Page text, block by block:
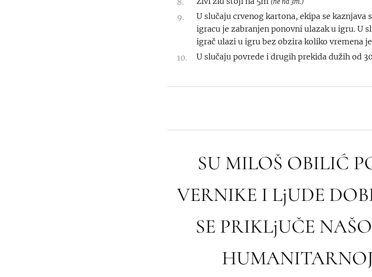
U slučaju crvenog kartona, ekipa se kaznjava
igracu je zabranjen ponovni ulazak u igru. U
igrač ulazi u igru bez obzira koliko vremena
U slučaju povrede i drugih prekida dužih od
SU MILOŠ OBILIĆ
VERNIKE I LjUDE
SE PRIKLjUČE